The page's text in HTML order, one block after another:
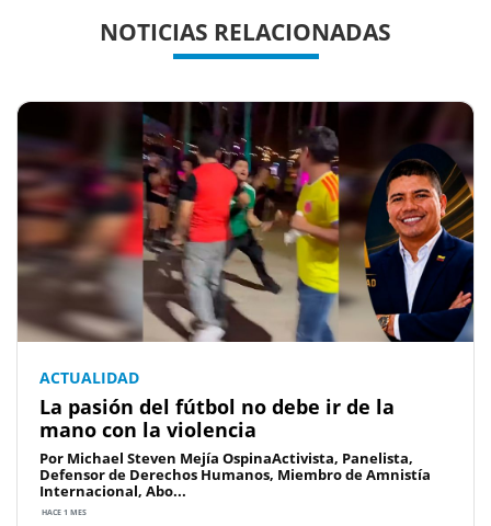
NOTICIAS RELACIONADAS
ACTUALIDAD
La pasión del fútbol no debe ir de la
mano con la violencia
Por Michael Steven Mejía OspinaActivista, Panelista,
Defensor de Derechos Humanos, Miembro de Amnistía
Internacional, Abo...
HACE 1 MES